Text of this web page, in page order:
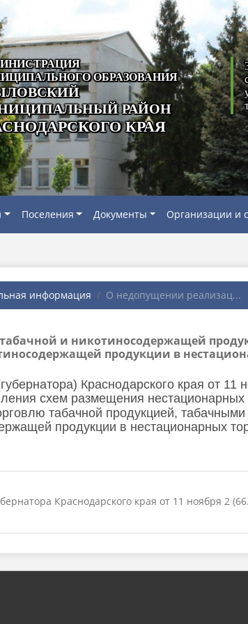
ОБРАЗОВАНИЯ
РАЙОН
КРАЯ
Поселения Документы Организации и
информация О недопущении реализац...
и никотиносодержащей
продукции в
Краснодарского края от 11
схем размещения нестационарных
табачной продукцией,
продукции в нестационарных
Краснодарского края от 11 ноября 2